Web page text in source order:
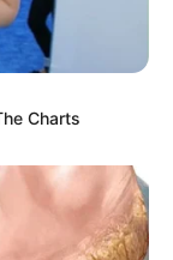
Charts